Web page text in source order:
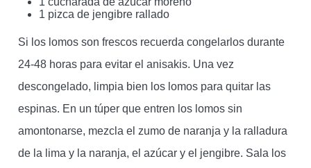
1 pizca de jengibre rallado
Si los lomos son frescos recuerda congelarlos durante
24-48 horas para evitar el anisakis. Una vez
descongelado, limpia bien los lomos para quitar las
espinas. En un túper que entren los lomos sin
amontonarse, mezcla el zumo de naranja y la ralladura
de la lima y la naranja, el azúcar y el jengibre. Sala los